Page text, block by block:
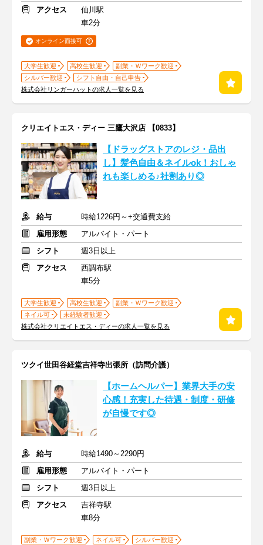
アクセス
仙川駅
車2分
オンライン面接可
大学生歓迎 高校生歓迎
副業・Ｗワーク歓迎
シルバー歓迎
シフト自由・自己申告
株式会社リンガーハットの求人一覧を見る
クリエイトエス・ディー 三鷹大沢店 【0833】
【ドラッグストアのレジ・品出
し】髪色自由＆ネイルok！おしゃ
れも楽しめる♪社割あり◎
給与
時給1226円～+交通費支給
雇用形態
アルバイト・パート
シフト
週3日以上
アクセス
西調布駅
車5分
大学生歓迎 高校生歓迎
副業・Ｗワーク歓迎
ネイル可
未経験者歓迎
株式会社クリエイトエス・ディーの求人一覧を見る
ツクイ世田谷経堂吉祥寺出張所（訪問介護）
【ホームヘルパー】業界大手の安
心感！充実した待遇・制度・研修
が自慢です◎
給与
時給1490～2290円
雇用形態
アルバイト・パート
シフト
週3日以上
アクセス
吉祥寺駅
車8分
副業・Ｗワーク歓迎 ネイル可
シルバー歓迎